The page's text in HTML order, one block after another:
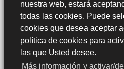
nuestra web, estará
todas las cookies. Puede
cookies que desea aceptar
política de cookies para
las que Usted desee.
Más información y activar/